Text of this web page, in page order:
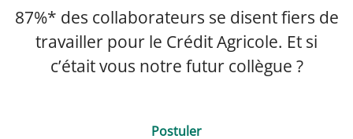
87%* des collaborateurs se disent fiers de
travailler pour le Crédit Agricole. Et si
c’était vous notre futur collègue ?
Postuler